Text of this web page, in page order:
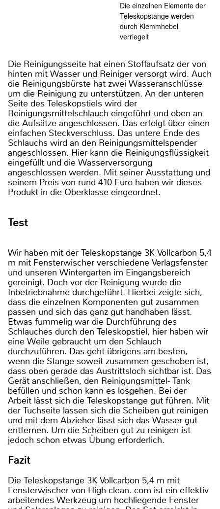
Die einzelnen Elemente der
Teleskopstange werden
durch Klemmhebel
verriegelt
Die Reinigungsseite hat einen Stoffaufsatz der von
hinten mit Wasser und Reiniger versorgt wird. Auch
die Reinigungsbürste hat zwei Wasseranschlüsse
um die Reinigung zu unterstützen. An der unteren
Seite des Teleskopstiels wird der
Reinigungsmittelschlauch eingeführt und oben an
die Aufsätze angeschlossen. Das erfolgt über einen
einfachen Steckverschluss. Das untere Ende des
Schlauchs wird an den Reinigungsmittelspender
angeschlossen. Hier kann die Reinigungsflüssigkeit
eingefüllt und die Wasserversorgung
angeschlossen werden. Mit seiner Ausstattung und
seinem Preis von rund 410 Euro haben wir dieses
Produkt in die Oberklasse eingeordnet.
Test
Wir haben mit der Teleskopstange 3K Vollcarbon 5,4
m mit Fensterwischer verschiedene Verlagsfenster
und unseren Wintergarten im Eingangsbereich
gereinigt. Doch vor der Reinigung wurde die
Inbetriebnahme durchgeführt. Hierbei zeigte sich,
dass die einzelnen Komponenten gut zusammen
passen und sich das ganz gut handhaben lässt.
Etwas fummelig war die Durchführung des
Schlauches durch den Teleskopstiel, hier haben wir
eine Weile gebraucht um den Schlauch
durchzuführen. Das geht übrigens am besten,
wenn die Stange soweit zusammen geschoben ist,
dass oben gerade das Austrittsloch sichtbar ist. Das
Gerät anschließen, den Reinigungsmittel- Tank
befüllen und schon kann es losgehen. Bei der
Arbeit lässt sich die Teleskopstange gut führen. Mit
der Tuchseite lassen sich die Scheiben gut reinigen
und mit dem Abzieher lässt sich das Wasser gut
entfernen. Um die Scheiben gut zu reinigen ist
jedoch schon etwas Übung erforderlich.
Fazit
Die Teleskopstange 3K Vollcarbon 5,4 m mit
Fensterwischer von High-clean. com ist ein effektiv
arbeitendes Werkzeug um hochliegende Fenster